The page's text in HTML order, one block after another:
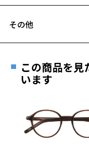
フレームとレ
安心1 フレー
きます。
※保証期間内に交換が
延長されません。
その他
ご希望のお客さまは
最寄りのZoff実店舗
※サングラスやパッケ
談ください。
この商品を見
います